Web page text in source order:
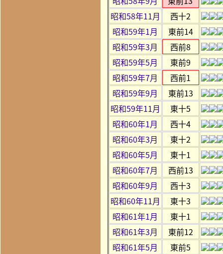
昭和58年11月
西十2
昭和59年1月
東前14
昭和59年3月
西前8
昭和59年5月
東前9
昭和59年7月
西前1
昭和59年9月
東前13
昭和59年11月
東十5
昭和60年1月
西十4
昭和60年3月
東十2
昭和60年5月
東十1
昭和60年7月
西前13
昭和60年9月
西十3
昭和60年11月
東十3
昭和61年1月
東十1
昭和61年3月
東前12
昭和61年5月
東前5